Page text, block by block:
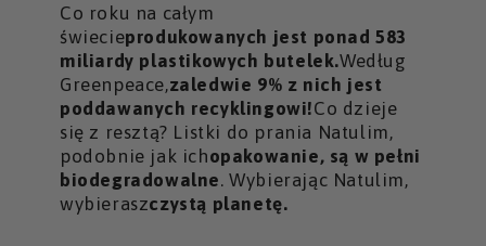
Co roku na całym
świecieprodukowanych jest ponad 583
miliardy plastikowych butelek.Według
Greenpeace,zaledwie 9% z nich jest
poddawanych recyklingowi!Co dzieje
się z resztą? Listki do prania Natulim,
podobnie jak ichopakowanie, są w pełni
biodegradowalne. Wybierając Natulim,
wybieraszczystą planetę.